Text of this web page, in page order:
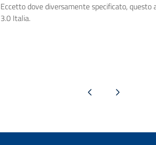
Eccetto dove diversamente specificato,
3.0 Italia.
Pagina precedentePagina successiva